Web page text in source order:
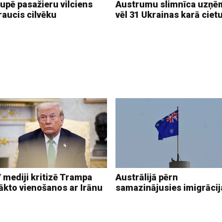
pasažieru vilciens
cilvēku
Austrumu slimnīca
vēl 31 Ukrainas karā
mediji kritizē Trampa
vienošanos ar Irānu
Austrālijā pērn
samazinājusies